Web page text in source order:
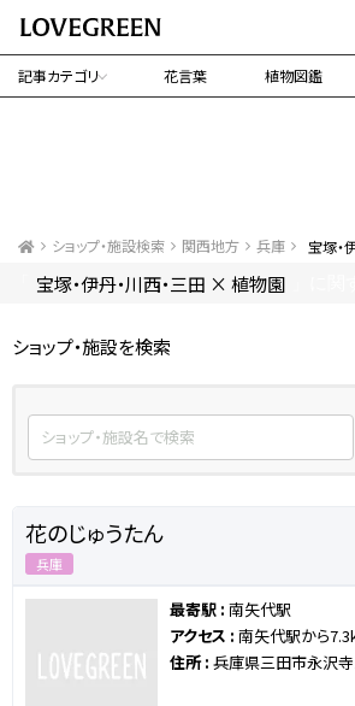
記事カテゴリ 花言葉 植物図鑑
ショップ・施設検索 関西地方 兵庫
宝塚・
宝塚・伊丹・川西・三田 × 植物園
ショップ・施設を検索
花のじゅうたん
兵庫
最寄駅 : 南矢代駅
アクセス : 南矢代駅から
住所 : 兵庫県三田市永沢寺